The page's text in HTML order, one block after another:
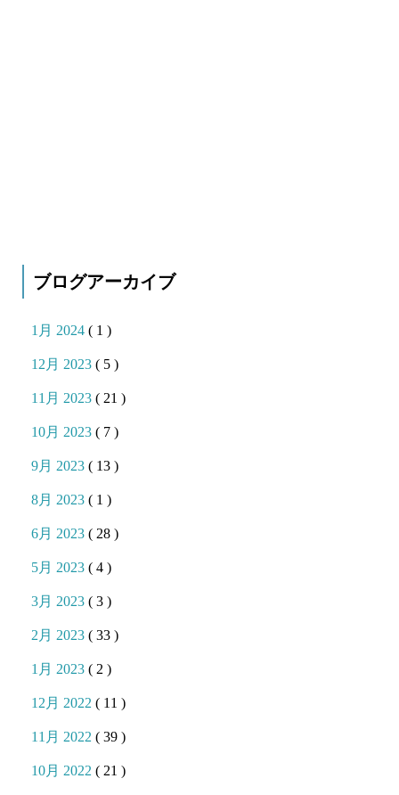
ブログアーカイブ
1月 2024( 1 )
12月 2023( 5 )
11月 2023( 21 )
10月 2023( 7 )
9月 2023( 13 )
8月 2023( 1 )
6月 2023( 28 )
5月 2023( 4 )
3月 2023( 3 )
2月 2023( 33 )
1月 2023( 2 )
12月 2022( 11 )
11月 2022( 39 )
10月 2022( 21 )